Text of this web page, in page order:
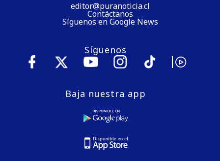
editor@puranoticia.cl
Contáctanos
Síguenos en Google News
Síguenos
Baja nuestra app